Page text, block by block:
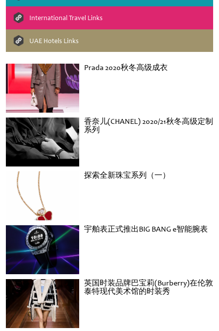
Prada 2020秋冬高级成衣
香奈儿(CHANEL) 2020/21秋冬高级定制
系列
探索全新珠宝系列（一）
宇舶表正式推出BIG BANG e智能腕表
英国时装品牌巴宝莉(Burberry)在伦敦
泰特现代美术馆的时装秀
International Travel Links
UAE Hotels Links